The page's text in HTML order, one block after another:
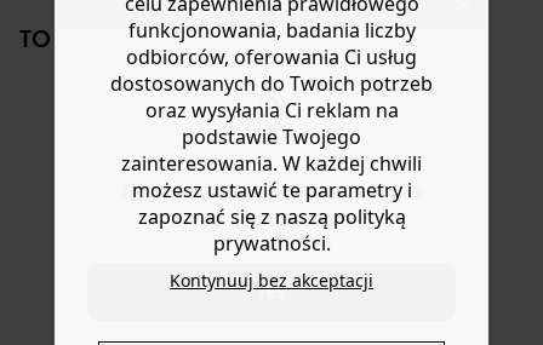
Do you want to be redirected to
www.promod.com ?
YES
Pomoc
Szerokie nogawki. 2 kieszenie. Z wiskozy lub bawełny.
Znajdź materiał w naszym sklepie internetowym! Wzór w
formacie PDF do wydrukowania, złożenia i wycięcia.
Dostępne w językach FR i EN
TO NA PEWNO CI SIĘ SPODOBA!
Papierowy wzór
kombi
GABRIELLE
72,90 zł
HELLO
42,90 zł
funkcjonowania, badania liczby
odbiorców, oferowania Ci usług
dostosowanych do Twoich potrzeb
oraz wysyłania Ci reklam na
podstawie Twojego
zainteresowania. W każdej chwili
możesz ustawić te parametry i
zapoznać się z naszą polityką
prywatności.
Kontynuuj bez akceptacji